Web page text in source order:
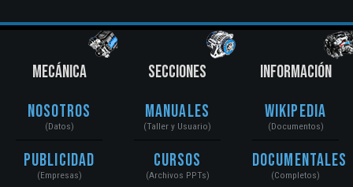
MECÁNICA
Nosotros
(Datos)
Publicidad
(Empresas)
SECCIONES
Manuales
(Taller y Usuario)
Cursos
(Archivos PPTs)
INFORMACIÓN
Wikipedia
(Documentos)
Documentales
(Completos)